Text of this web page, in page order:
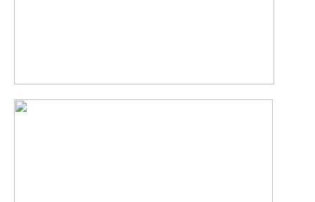
プライバシーポリシー